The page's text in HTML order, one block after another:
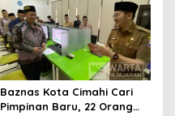
Baznas Kota Cimahi Cari
Pimpinan Baru, 22 Orang